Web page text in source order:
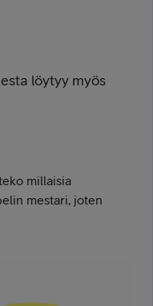
löytyy myös
millaisia
mestari, joten